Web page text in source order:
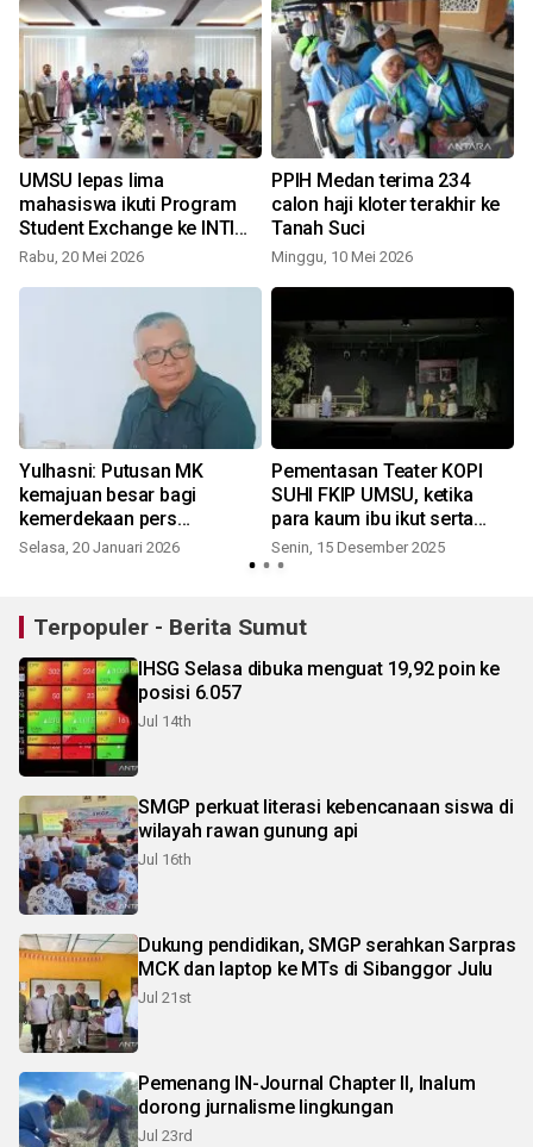
UMSU lepas lima
mahasiswa ikuti Program
Student Exchange ke INTI
Malaysia
Rabu, 20 Mei 2026
PPIH Medan terima 234
calon haji kloter terakhir ke
Tanah Suci
Minggu, 10 Mei 2026
Yulhasni: Putusan MK
kemajuan besar bagi
kemerdekaan pers
Indonesia
Selasa, 20 Januari 2026
Pementasan Teater KOPI
SUHI FKIP UMSU, ketika
para kaum ibu ikut serta
pelaku revolusi
Senin, 15 Desember 2025
Terpopuler - Berita Sumut
IHSG Selasa dibuka menguat 19,92 poin ke
posisi 6.057
Jul 14th
SMGP perkuat literasi kebencanaan siswa di
wilayah rawan gunung api
Jul 16th
Dukung pendidikan, SMGP serahkan Sarpras
MCK dan laptop ke MTs di Sibanggor Julu
Jul 21st
Pemenang IN-Journal Chapter II, Inalum
dorong jurnalisme lingkungan
Jul 23rd